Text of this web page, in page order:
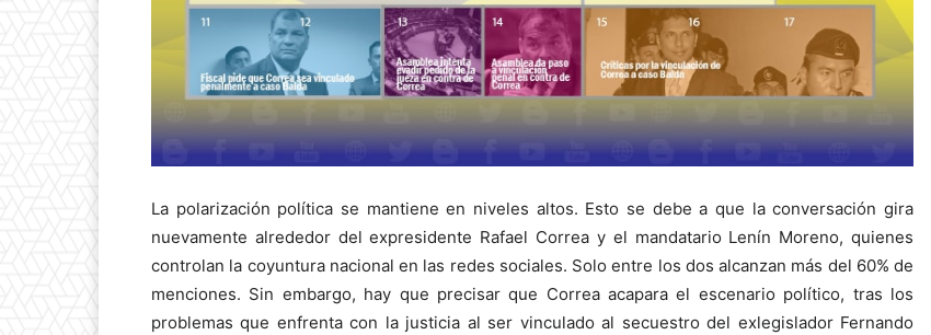
La polarización política se mantiene en niveles altos. Esto se debe a que la conversación gira
nuevamente alrededor del expresidente Rafael Correa y el mandatario Lenín Moreno, quienes
controlan la coyuntura nacional en las redes sociales. Solo entre los dos alcanzan más del 60% de
menciones. Sin embargo, hay que precisar que Correa acapara el escenario político, tras los
problemas que enfrenta con la justicia al ser vinculado al secuestro del exlegislador Fernando